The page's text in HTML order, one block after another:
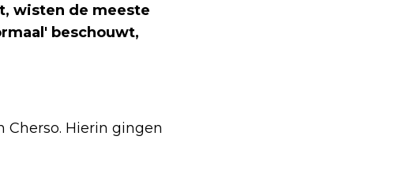
wisten de meeste
beschouwt,
Hierin gingen